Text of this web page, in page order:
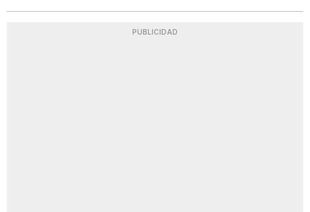
PUBLICIDAD